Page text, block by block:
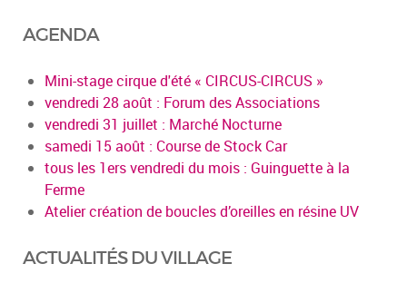
AGENDA
Mini-stage cirque d'été « CIRCUS-CIRCUS »
vendredi 28 août : Forum des Associations
vendredi 31 juillet : Marché Nocturne
samedi 15 août : Course de Stock Car
tous les 1ers vendredi du mois : Guinguette à la
Ferme
Atelier création de boucles d’oreilles en résine UV
ACTUALITÉS DU VILLAGE